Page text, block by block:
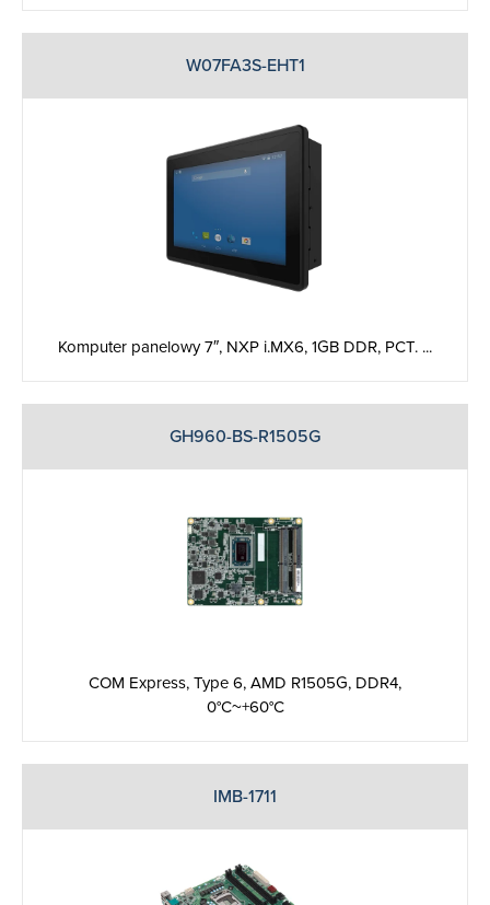
W07FA3S-EHT1
Komputer panelowy 7″, NXP i.MX6, 1GB DDR, PCT. ...
GH960-BS-R1505G
COM Express, Type 6, AMD R1505G, DDR4,
0°C~+60°C
IMB-1711